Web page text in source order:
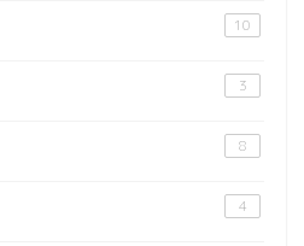
10
3
8
4